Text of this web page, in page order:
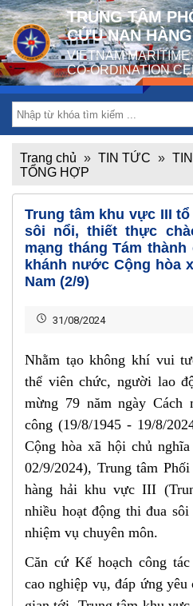
TRUNG TÂM
CỨU NẠN
VIETNAM
CO-ORDINATION
Trang chủ » TIN TỨC »
TỔNG HỢP
Trung tâm khu vực III
sôi nổi, thiết thực
mạng tháng Tám thành
khánh nước Cộng hòa
Nam (2/9)
31/08/2024
Nhằm tạo không khí vui
thể viên chức, người lao
mừng 79 năm ngày Cách
công (19/8/1945 - 19/8/
Cộng hòa xã hội chủ
02/9/2024), Trung tâm
hàng hải khu vực III
nhiều hoạt động thi đua
nhiệm vụ chuyên môn.
Căn cứ Kế hoạch công
cao nghiệp vụ, đáp ứng